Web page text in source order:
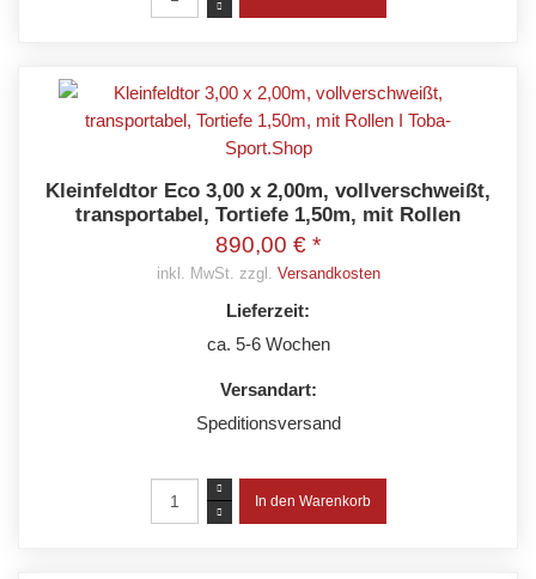
Kleinfeldtor Eco 3,00 x 2,00m, vollverschweißt,
transportabel, Tortiefe 1,50m, mit Rollen
890,00 € *
inkl. MwSt. zzgl. Versandkosten
Lieferzeit:
ca. 5-6 Wochen
Versandart:
Speditionsversand